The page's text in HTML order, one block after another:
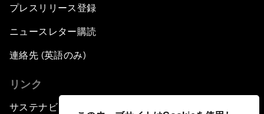
プレスリリース登録
ニュースレター購読
連絡先 (英語のみ)
リンク
サステナビリティへの取り組み